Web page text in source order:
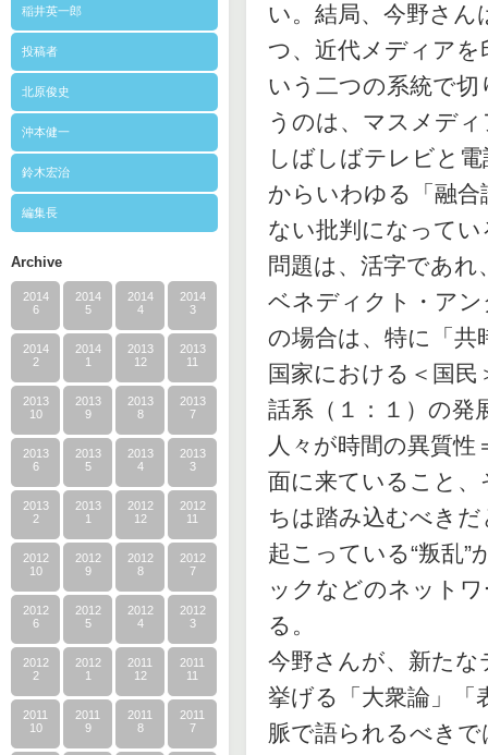
稲井英一郎
投稿者
北原俊史
沖本健一
鈴木宏治
編集長
Archive
2014
6
2014
5
2014
4
2014
3
2014
2
2014
1
2013
12
2013
11
2013
10
2013
9
2013
8
2013
7
2013
6
2013
5
2013
4
2013
3
2013
2
2013
1
2012
12
2012
11
2012
10
2012
9
2012
8
2012
7
2012
6
2012
5
2012
4
2012
3
2012
2
2012
1
2011
12
2011
11
2011
10
2011
9
2011
8
2011
7
い。結局、今野さ
つ、近代メディアを
いう二つの系統で
うのは、マスメデ
しばしばテレビと
からいわゆる「融
ない批判になってい
問題は、活字であ
ベネディクト・ア
の場合は、特に「共
国家における＜国
話系（１：１）の
人々が時間の異質
面に来ていること
ちは踏み込むべき
起こっている“叛乱
ックなどのネット
る。
今野さんが、新た
挙げる「大衆論」「
脈で語られるべき